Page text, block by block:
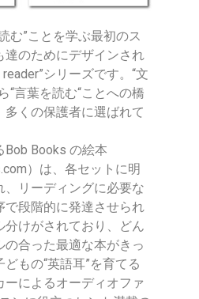
む”ことを学ぶ最初のス
達のためにデザインされ
シリーズです。“文
“言葉を読む“ことへの橋
くの保護者に選ばれて
Bob Books の絵本
）は、各セットに明
、リーディングに必要な
で段階的に発達させられ
分けがされており、どん
の合った最適な本がきっ
もの“英語耳”を育てる
ーによるオーディオファ